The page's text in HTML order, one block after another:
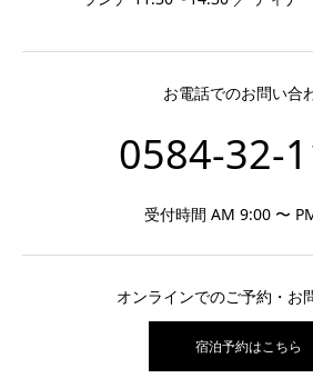
お電話でのお問い合
0584-32-
受付時間 AM 9:00 〜
オンラインでのご予約・お
宿泊予約はこちら